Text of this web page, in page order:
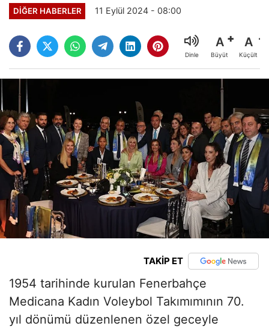
DIĞER HABERLER 11 Eylül 2024 - 08:00
Dinle
A
Büyüt
A
Küçült
TAKİP ET
1954 tarihinde kurulan Fenerbahçe
Medicana Kadın Voleybol Takımımının 70.
yıl dönümü düzenlenen özel geceyle